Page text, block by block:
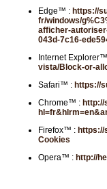
Edge™ : https://
fr/windows/
afficher-
043d-7c16-
Internet
vista/Block-or-
Safari™ : https://
Chrome™ :
Firefox™ :
Cookies
Opera™ : http://